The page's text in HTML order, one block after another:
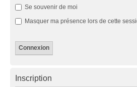
Se souvenir de moi
Masquer ma présence lors de cette
Inscription